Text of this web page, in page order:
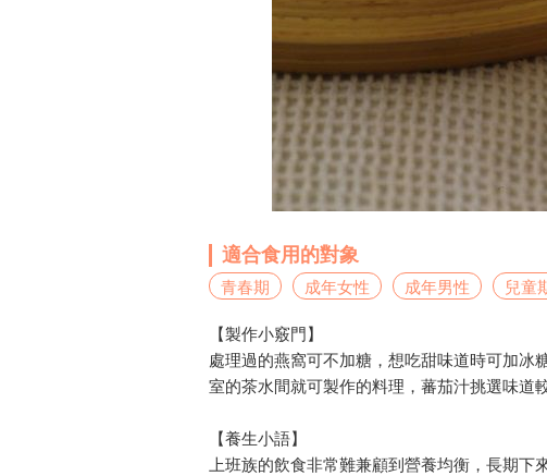
適合食用的對象
青春期 成年女性 成年男性 兒童
【製作小竅門】
處理過的燕窩可不加糖，想吃甜味道時可加冰
室的茶水間就可製作的料理，蕃茄汁挑選味道
【養生小語】
上班族的飲食非常難兼顧到營養均衡，長期